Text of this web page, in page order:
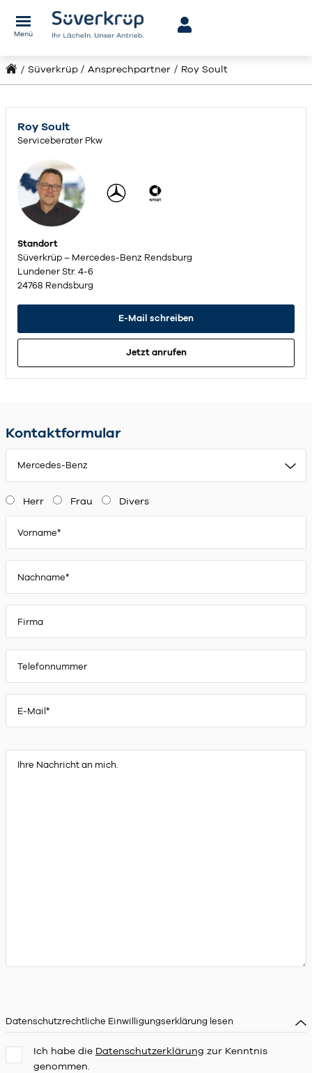
Menü
Süverkrüp Ansprechpartner Roy Soult
Roy Soult
Serviceberater Pkw
Standort
Süverkrüp – Mercedes-Benz Rendsburg
Lundener Str. 4-6
24768 Rendsburg
E-Mail schreiben
Jetzt anrufen
Kontaktformular
Mercedes-Benz
Herr Frau Divers
Datenschutzrechtliche Einwilligungserklärung lesen
Ich habe die Datenschutzerklärung zur Kenntnis
genommen.